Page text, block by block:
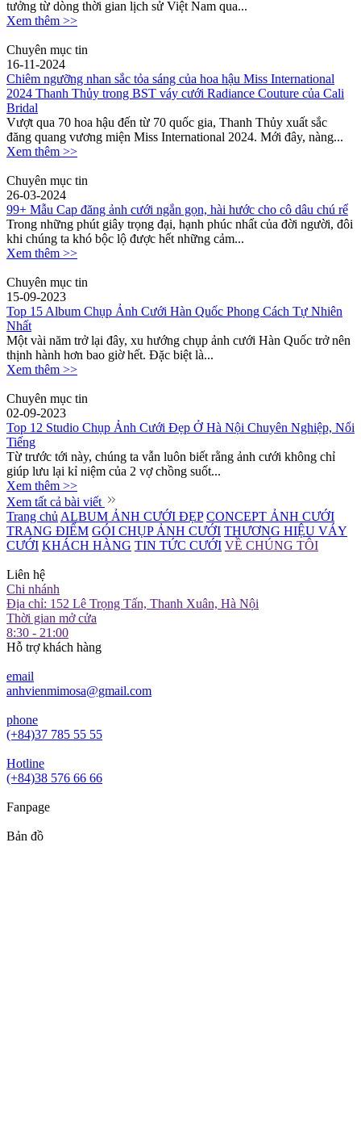
tưởng từ dòng thời gian lịch sử Việt Nam qua...
Xem thêm >>
Chuyên mục tin
16-11-2024
Chiêm ngưỡng nhan sắc tỏa sáng của hoa hậu Miss International
2024 Thanh Thủy trong BST váy cưới Radiance Couture của Cali
Bridal
Vượt qua 70 hoa hậu đến từ 70 quốc gia, Thanh Thủy xuất sắc
đăng quang vương miện Miss International 2024. Mới đây, nàng...
Xem thêm >>
Chuyên mục tin
26-03-2024
99+ Mẫu Cap đăng ảnh cưới ngắn gọn, hài hước cho cô dâu chú rể
Trong những phút giây trọng đại, hạnh phúc nhất của đời người, đôi
khi chúng ta khó bộc lộ được hết những cảm...
Xem thêm >>
Chuyên mục tin
15-09-2023
Top 15 Album Chụp Ảnh Cưới Hàn Quốc Phong Cách Tự Nhiên
Nhất
Một vài năm trở lại đây, xu hướng chụp ảnh cưới Hàn Quốc trở nên
thịnh hành hơn bao giờ hết. Đặc biệt là...
Xem thêm >>
Chuyên mục tin
02-09-2023
Top 12 Studio Chụp Ảnh Cưới Đẹp Ở Hà Nội Chuyên Nghiệp, Nổi
Tiếng
Từ trước tới này, chúng ta vẫn luôn biết rằng ảnh cưới không chỉ
giúp lưu lại kỉ niệm của 2 vợ chồng suốt...
Xem thêm >>
Xem tất cả bài viết
Trang chủ ALBUM ẢNH CƯỚI ĐẸP CONCEPT ẢNH CƯỚI
TRANG ĐIỂM GÓI CHỤP ẢNH CƯỚI THƯƠNG HIỆU VÁY
CƯỚI KHÁCH HÀNG TIN TỨC CƯỚI VỀ CHÚNG TÔI
Liên hệ
Chi nhánh
Địa chỉ: 152 Lê Trọng Tấn, Thanh Xuân, Hà Nội
Thời gian mở cửa
8:30 - 21:00
Hỗ trợ khách hàng
email
anhvienmimosa@gmail.com
phone
(+84)37 785 55 55
Hotline
(+84)38 576 66 66
Fanpage
Bản đồ